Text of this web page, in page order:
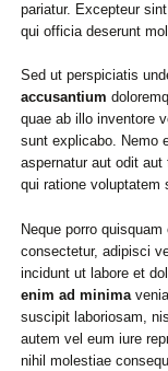
pariatur. Excepteur
qui officia deserunt
Sed ut perspiciatis
accusantium
quae ab illo inventore
sunt explicabo. Nemo
aspernatur aut odit
qui ratione voluptatem
Neque porro
consectetur, adipisci
incidunt ut labore et
enim ad minima
suscipit laboriosam,
autem vel eum iure
nihil molestiae